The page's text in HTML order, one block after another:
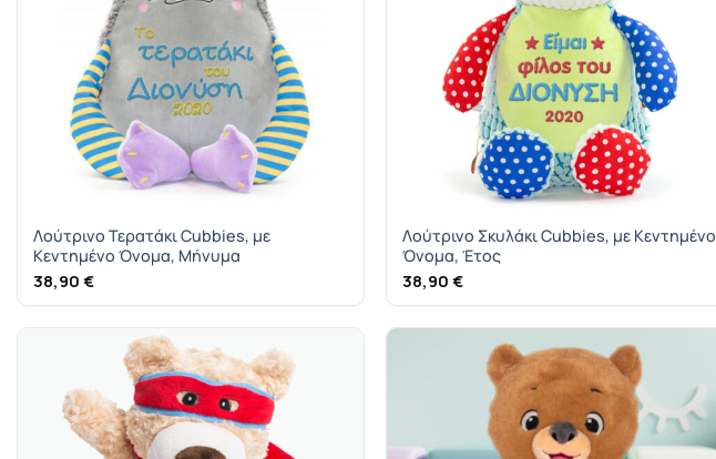
Λούτρινο Τερατάκι Cubbies, με
Κεντημένο Όνομα, Μήνυμα
38,90 €
Λούτρινο Σκυλάκι Cubbies, με Κεντημένο
Όνομα, Έτος
38,90€